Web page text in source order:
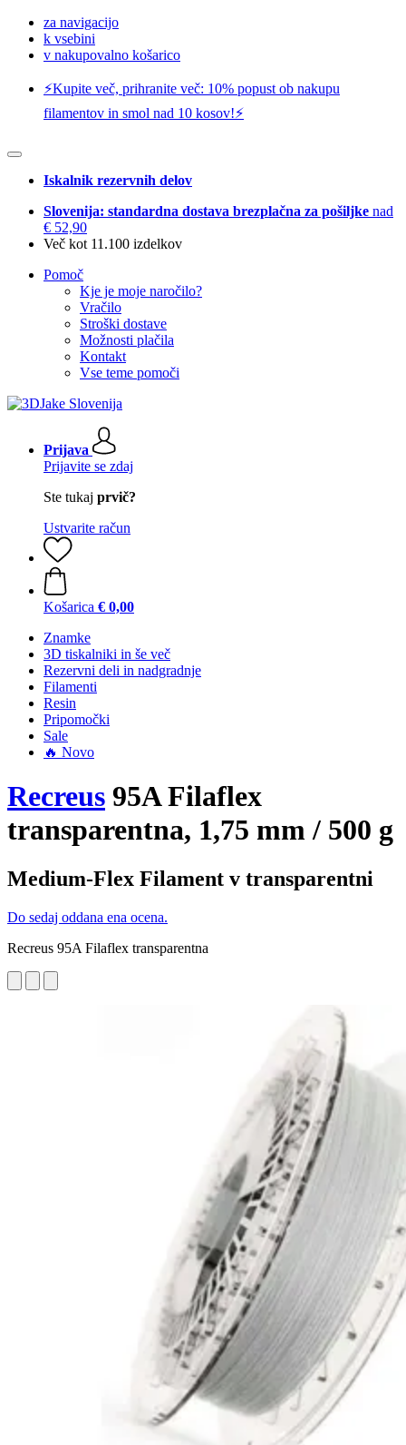
za navigacijo
k vsebini
v nakupovalno košarico
⚡️Kupite več, prihranite več: 10% popust ob nakupu
filamentov in smol nad 10 kosov!⚡️
Iskalnik rezervnih delov
Slovenija: standardna dostava brezplačna za pošiljke nad
€ 52,90
Več kot 11.100 izdelkov
Pomoč
Kje je moje naročilo?
Vračilo
Stroški dostave
Možnosti plačila
Kontakt
Vse teme pomoči
Prijava
Prijavite se zdaj
Ste tukaj prvič?
Ustvarite račun
Košarica € 0,00
Znamke
3D tiskalniki in še več
Rezervni deli in nadgradnje
Filamenti
Resin
Pripomočki
Sale
🔥 Novo
Recreus 95A Filaflex
transparentna, 1,75 mm / 500 g
Medium-Flex Filament v transparentni
Do sedaj oddana ena ocena.
Recreus 95A Filaflex transparentna